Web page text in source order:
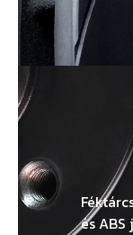
és